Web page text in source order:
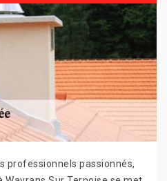
professionnels passionnés,